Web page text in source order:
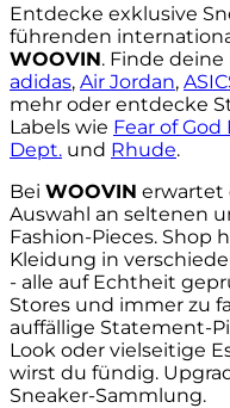
Entdecke exklusive
führenden
WOOVIN. Finde
adidas, Air Jordan,
mehr oder entdecke
Labels wie Fear of God
Dept. und Rhude.
Bei WOOVIN erwartet
Auswahl an seltenen
Fashion-Pieces. Shop
Kleidung in
- alle auf Echtheit
Stores und immer zu
auffällige Statement-
Look oder vielseitige
wirst du fündig.
Sneaker-Sammlung.